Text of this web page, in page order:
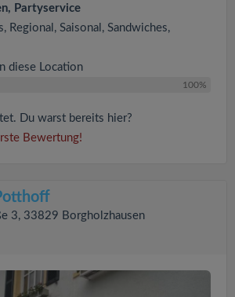
Partyservice
Regional, Saisonal, Sandwiches,
diese Location
100%
Du warst bereits hier?
Bewertung!
3, 33829 Borgholzhausen